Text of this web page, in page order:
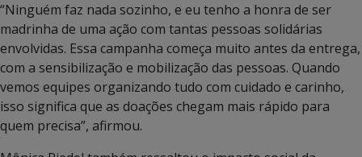
“Ninguém faz nada sozinho, e eu tenho a honra de ser
madrinha de uma ação com tantas pessoas solidárias
envolvidas. Essa campanha começa muito antes da entrega,
com a sensibilização e mobilização das pessoas. Quando
vemos equipes organizando tudo com cuidado e carinho,
isso significa que as doações chegam mais rápido para
quem precisa”, afirmou.